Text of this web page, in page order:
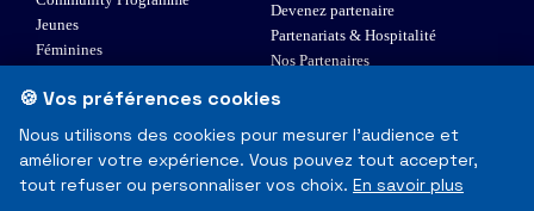
Jeunes
Féminines
Elite 1
Devenez partenaire
Partenariats & Hospitalité
Nos Partenaires
© Toulouse Olympique XIII - Tous droits réservés
🍪 Vos préférences cookies
Nous utilisons des cookies pour mesurer l'audience et
améliorer votre expérience. Vous pouvez tout accepter,
tout refuser ou personnaliser vos choix. En savoir plus